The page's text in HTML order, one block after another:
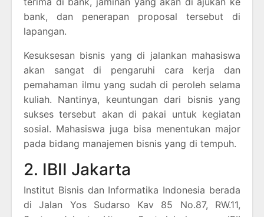
bank, dan penerapan proposal tersebut di
lapangan.
Kesuksesan bisnis yang di jalankan mahasiswa
akan sangat di pengaruhi cara kerja dan
pemahaman ilmu yang sudah di peroleh selama
kuliah. Nantinya, keuntungan dari bisnis yang
sukses tersebut akan di pakai untuk kegiatan
sosial. Mahasiswa juga bisa menentukan major
pada bidang manajemen bisnis yang di tempuh.
2. IBII Jakarta
Institut Bisnis dan Informatika Indonesia berada
di Jalan Yos Sudarso Kav 85 No.87, RW.11,